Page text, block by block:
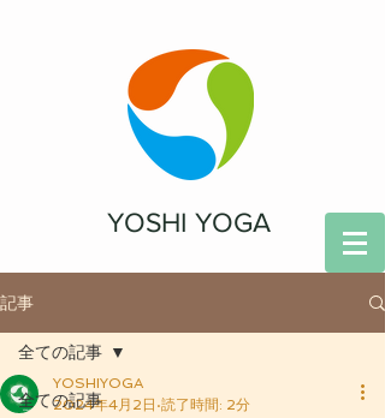
YOSHI YOGA
記事
全ての記事
全ての記事
YOSHIYOGA
2024年4月2日 読了時間: 2分